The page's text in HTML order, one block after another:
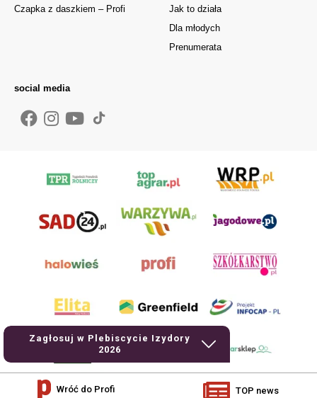
Zagłosuj w Plebiscycie Izydory
2026
Jak to działa
Dla młodych
Prenumerata
Czapka z daszkiem – Profi
social media
Wróć do Profi TOP news